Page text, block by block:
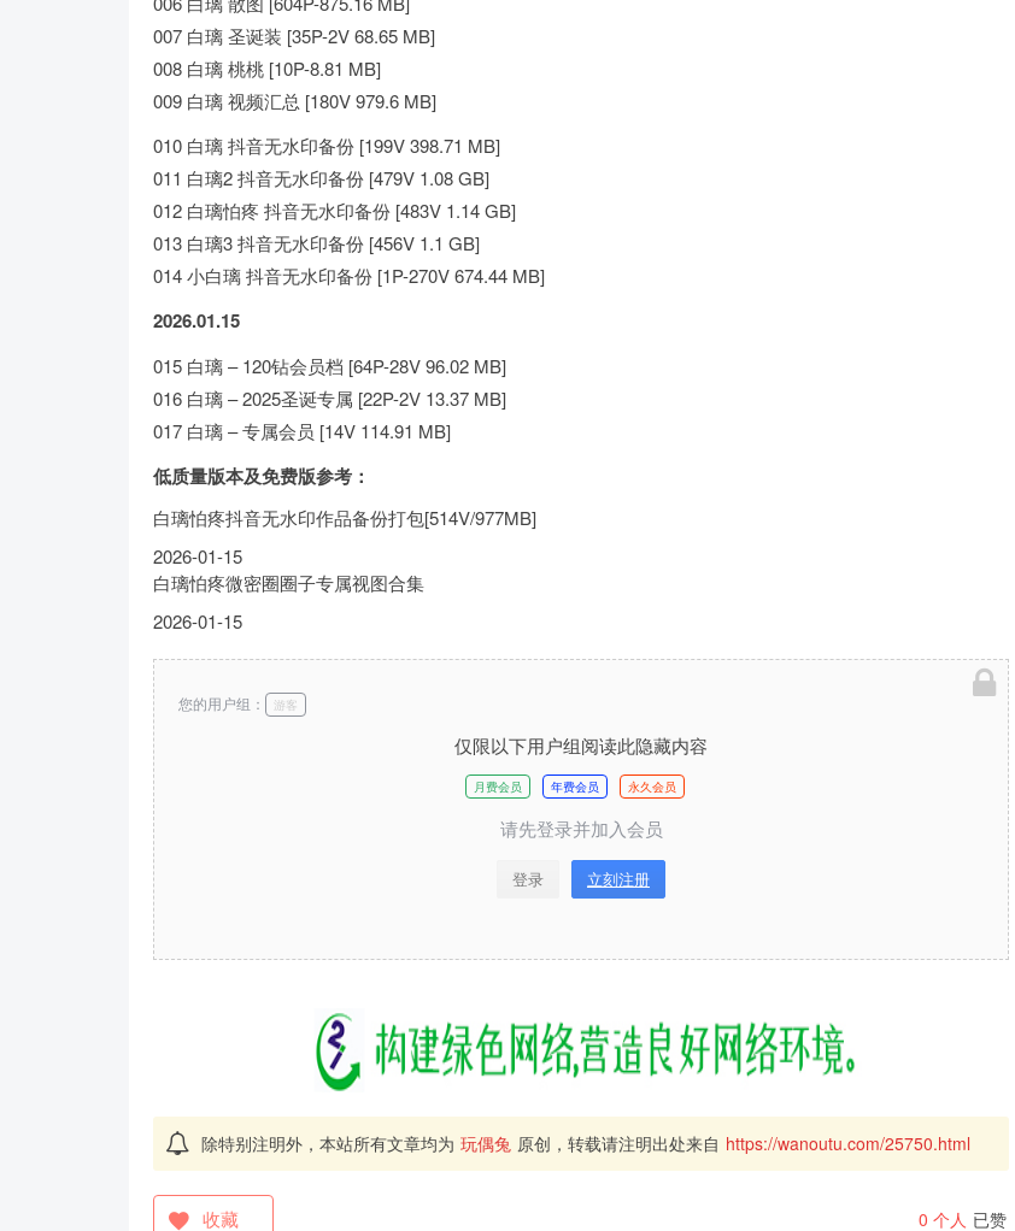
007 白璃 圣诞装 [35P-2V 68.65 MB]
008 白璃 桃桃 [10P-8.81 MB]
009 白璃 视频汇总 [180V 979.6 MB]
010 白璃 抖音无水印备份 [199V 398.71 MB]
011 白璃2 抖音无水印备份 [479V 1.08 GB]
012 白璃怕疼 抖音无水印备份 [483V 1.14 GB]
013 白璃3 抖音无水印备份 [456V 1.1 GB]
014 小白璃 抖音无水印备份 [1P-270V 674.44 MB]
2026.01.15
015 白璃 – 120钻会员档 [64P-28V 96.02 MB]
016 白璃 – 2025圣诞专属 [22P-2V 13.37 MB]
017 白璃 – 专属会员 [14V 114.91 MB]
低质量版本及免费版参考：
白璃怕疼抖音无水印作品备份打包[514V/977MB]
2026-01-15
白璃怕疼微密圈圈子专属视图合集
2026-01-15
仅限以下用户组阅读此隐藏内容
月费会员 年费会员 永久会员
请先登录并加入会员
登录 立刻注册
您的用户组： 游客
除特别注明外，本站所有文章均为 玩偶兔 原创，转载请注明出处来自 https://wanoutu.com/25750.html
收藏 0 个人 已赞